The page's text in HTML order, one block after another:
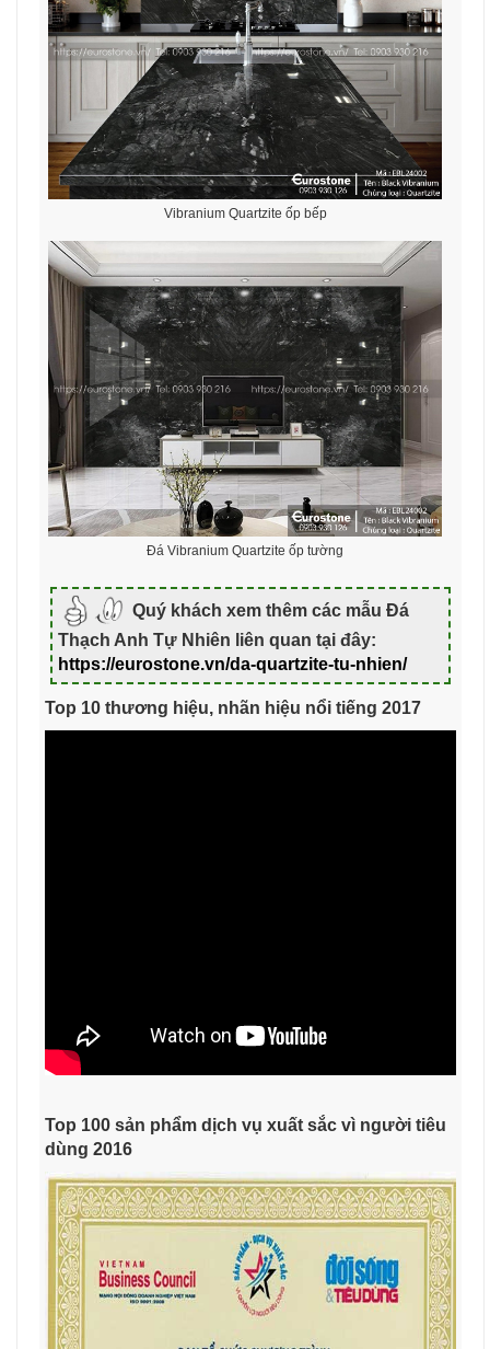
Vibranium Quartzite ốp bếp
Đá Vibranium Quartzite ốp tường
Quý khách xem thêm các mẫu Đá
Thạch Anh Tự Nhiên liên quan tại đây:
https://eurostone.vn/da-quartzite-tu-nhien/
Top 10 thương hiệu, nhãn hiệu nổi tiếng 2017
Top 100 sản phẩm dịch vụ xuất sắc vì người tiêu
dùng 2016